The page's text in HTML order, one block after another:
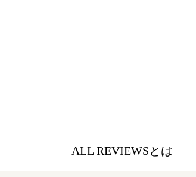
ALL REVIEWSとは